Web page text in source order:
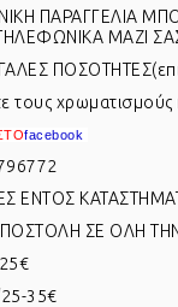
ΠΑΡΑΓΓΕΛΙΑ
ΜΑΖΙ
τους χρωματισμούς
facebook
ΕΝΤΟΣ
ΣΕ ΟΛΗ
35€